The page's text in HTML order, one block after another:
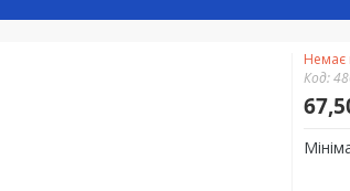
Немає
Код: